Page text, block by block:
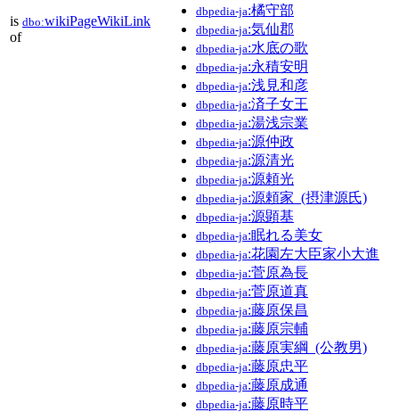
is dbo:wikiPageWikiLink
of
dbpedia-ja:橘守部
dbpedia-ja:気仙郡
dbpedia-ja:水底の歌
dbpedia-ja:永積安明
dbpedia-ja:浅見和彦
dbpedia-ja:済子女王
dbpedia-ja:湯浅宗業
dbpedia-ja:源仲政
dbpedia-ja:源清光
dbpedia-ja:源頼光
dbpedia-ja:源頼家_(摂津源氏)
dbpedia-ja:源顕基
dbpedia-ja:眠れる美女
dbpedia-ja:花園左大臣家小大進
dbpedia-ja:菅原為長
dbpedia-ja:菅原道真
dbpedia-ja:藤原保昌
dbpedia-ja:藤原宗輔
dbpedia-ja:藤原実綱_(公教男)
dbpedia-ja:藤原忠平
dbpedia-ja:藤原成通
dbpedia-ja:藤原時平